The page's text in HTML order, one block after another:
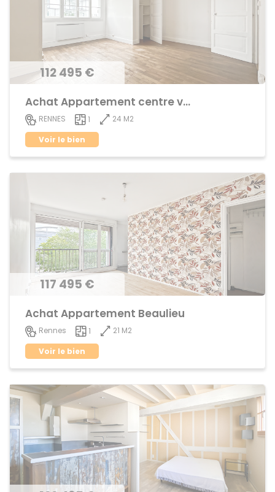
112 495 €
Achat Appartement centre ville
RENNES 1
24 M2
Voir le bien
117 495 €
Achat Appartement Beaulieu
Rennes 1
21 M2
Voir le bien